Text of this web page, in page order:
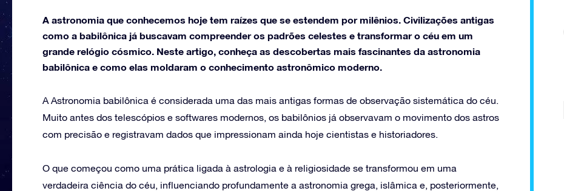
A astronomia que conhecemos hoje tem raízes que se estendem por milênios. Civilizações antigas
como a babilônica já buscavam compreender os padrões celestes e transformar o céu em um
grande relógio cósmico. Neste artigo, conheça as descobertas mais fascinantes da astronomia
babilônica e como elas moldaram o conhecimento astronômico moderno.
A Astronomia babilônica é considerada uma das mais antigas formas de observação sistemática do céu.
Muito antes dos telescópios e softwares modernos, os babilônios já observavam o movimento dos astros
com precisão e registravam dados que impressionam ainda hoje cientistas e historiadores.
O que começou como uma prática ligada à astrologia e à religiosidade se transformou em uma
verdadeira ciência do céu, influenciando profundamente a astronomia grega, islâmica e, posteriormente,